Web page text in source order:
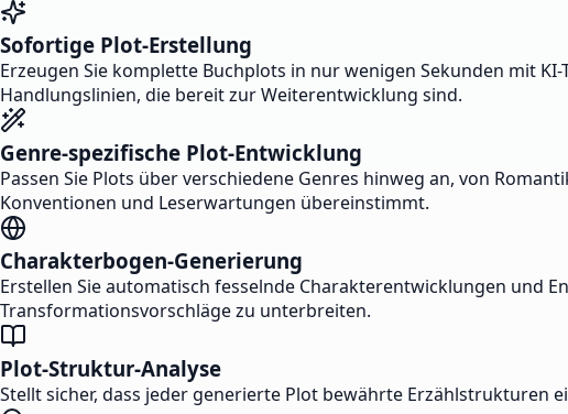
Sofortige Plot-Erstellung
Erzeugen Sie komplette Buchplots in nur wenigen Sekunden mit
Handlungslinien, die bereit zur Weiterentwicklung sind.
Genre-spezifische Plot-Entwicklung
Passen Sie Plots über verschiedene Genres hinweg an, von
Konventionen und Leserwartungen übereinstimmt.
Charakterbogen-Generierung
Erstellen Sie automatisch fesselnde Charakterentwicklungen und
Transformationsvorschläge zu unterbreiten.
Plot-Struktur-Analyse
Stellt sicher, dass jeder generierte Plot bewährte Erzählstrukturen